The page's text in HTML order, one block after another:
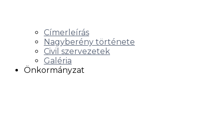
Címerleírás
Nagyberény története
Civil szervezetek
Galéria
Önkormányzat